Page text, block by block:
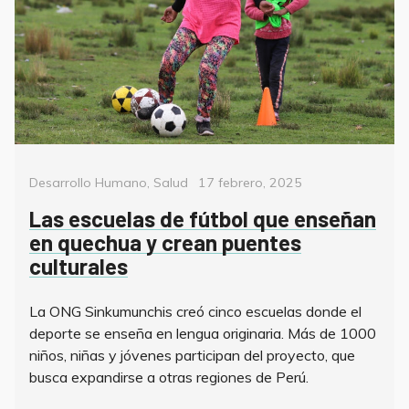
Categorías
Desarrollo Humano Salud
Posted
17 febrero, 2025
Las escuelas de fútbol que enseñan
en quechua y crean puentes
culturales
La ONG Sinkumunchis creó cinco escuelas donde el
deporte se enseña en lengua originaria. Más de 1000
niños, niñas y jóvenes participan del proyecto, que
busca expandirse a otras regiones de Perú.